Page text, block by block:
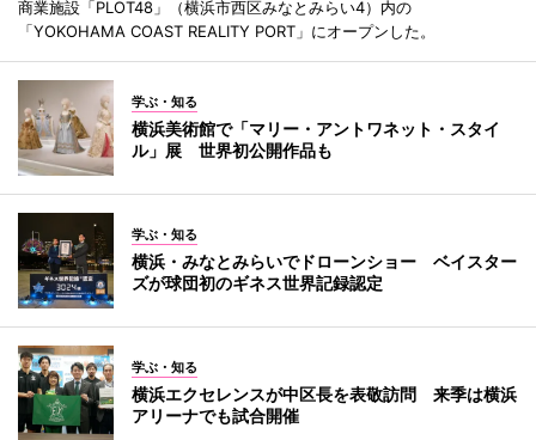
商業施設「PLOT48」（横浜市西区みなとみらい4）内の
「YOKOHAMA COAST REALITY PORT」にオープンした。
学ぶ・知る
横浜美術館で「マリー・アントワネット・スタイ
ル」展 世界初公開作品も
学ぶ・知る
横浜・みなとみらいでドローンショー ベイスター
ズが球団初のギネス世界記録認定
学ぶ・知る
横浜エクセレンスが中区長を表敬訪問 来季は横浜
アリーナでも試合開催